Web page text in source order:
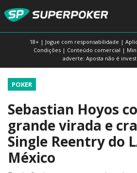
18+ | Jogue com responsabilidade |
Condições | Conteúdo comercial |
adverte: Aposta não é
POKER
Sebastian Hoyos
grande virada e
Single Reentry do
México